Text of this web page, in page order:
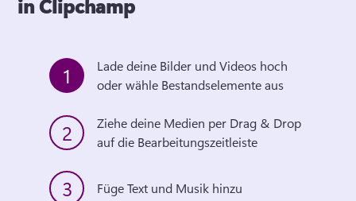
in Clipchamp
1
Lade deine Bilder und Videos hoch
oder wähle Bestandselemente aus
2
Ziehe deine Medien per Drag & Drop
auf die Bearbeitungszeitleiste
3 Füge Text und Musik hinzu